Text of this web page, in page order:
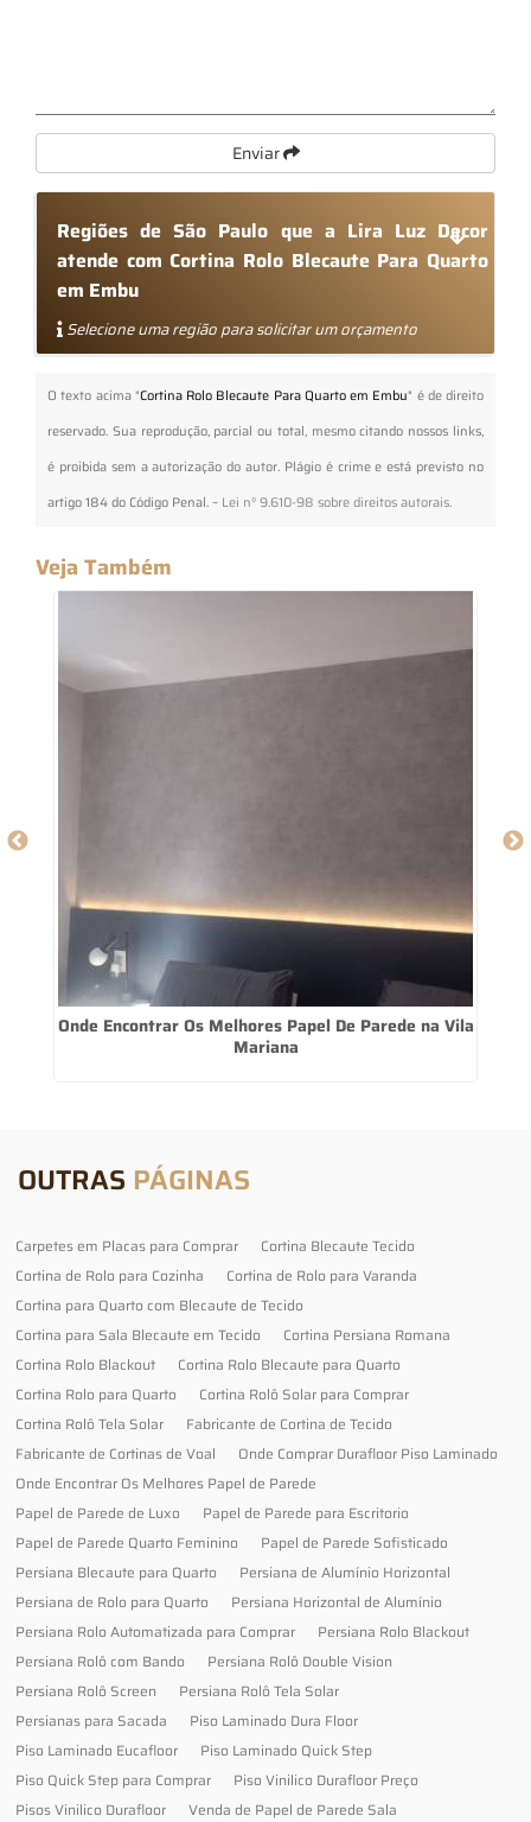
Enviar
Regiões de São Paulo que a Lira Luz Decor
atende com Cortina Rolo Blecaute Para Quarto
em Embu
Selecione uma região para solicitar um orçamento
O texto acima "Cortina Rolo Blecaute Para Quarto em Embu" é de direito
reservado. Sua reprodução, parcial ou total, mesmo citando nossos links,
é proibida sem a autorização do autor. Plágio é crime e está previsto no
artigo 184 do Código Penal. – Lei n° 9.610-98 sobre direitos autorais.
Veja Também
Onde Encontrar Os Melhores Papel De Parede na Vila
Mariana
OUTRAS PÁGINAS
Carpetes em Placas para Comprar
Cortina Blecaute Tecido
Cortina de Rolo para Cozinha
Cortina de Rolo para Varanda
Cortina para Quarto com Blecaute de Tecido
Cortina para Sala Blecaute em Tecido
Cortina Persiana Romana
Cortina Rolo Blackout
Cortina Rolo Blecaute para Quarto
Cortina Rolo para Quarto
Cortina Rolô Solar para Comprar
Cortina Rolô Tela Solar
Fabricante de Cortina de Tecido
Fabricante de Cortinas de Voal
Onde Comprar Durafloor Piso Laminado
Onde Encontrar Os Melhores Papel de Parede
Papel de Parede de Luxo
Papel de Parede para Escritorio
Papel de Parede Quarto Feminino
Papel de Parede Sofisticado
Persiana Blecaute para Quarto
Persiana de Alumínio Horizontal
Persiana de Rolo para Quarto
Persiana Horizontal de Alumínio
Persiana Rolo Automatizada para Comprar
Persiana Rolo Blackout
Persiana Rolô com Bando
Persiana Rolô Double Vision
Persiana Rolô Screen
Persiana Rolô Tela Solar
Persianas para Sacada
Piso Laminado Dura Floor
Piso Laminado Eucafloor
Piso Laminado Quick Step
Piso Quick Step para Comprar
Piso Vinilico Durafloor Preço
Pisos Vinilico Durafloor
Venda de Papel de Parede Sala